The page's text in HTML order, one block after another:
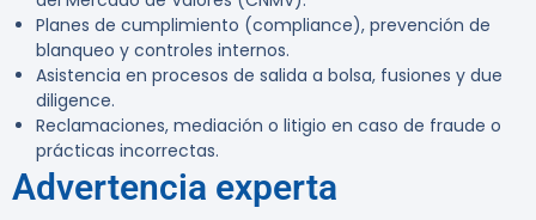
Planes de cumplimiento (compliance), prevención de
blanqueo y controles internos.
Asistencia en procesos de salida a bolsa, fusiones y due
diligence.
Reclamaciones, mediación o litigio en caso de fraude o
prácticas incorrectas.
Advertencia experta